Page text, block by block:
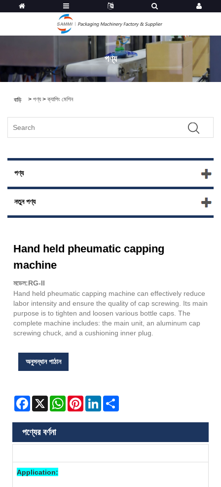
পণ্য
বাড়ি > পণ্য>ক্যাপিং মেশিন
পণ্য
নতুন পণ্য
Hand held pheumatic capping
machine
মডেল:RG-II
Hand held pheumatic capping machine can effectively reduce
labor intensity and ensure the quality of cap screwing. Its main
purpose is to tighten and loosen various bottle caps. The
complete machine includes: the main unit, an aluminum cap
screwing chuck, and a cushioning inner plug.
অনুসন্ধান পাঠান
Facebook
X WhatsAppPinterestLinkedIn
পণ্যের বর্ণনা
Application: